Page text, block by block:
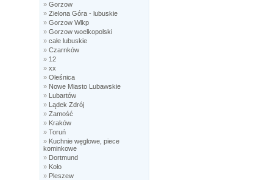
» Gorzow
» Zielona Góra - lubuskie
» Gorzow Wlkp
» Gorzow woelkopolski
» całe lubuskie
» Czarnków
» 12
» xx
» Oleśnica
» Nowe Miasto Lubawskie
» Lubartów
» Lądek Zdrój
» Zamość
» Kraków
» Toruń
» Kuchnie węglowe, piece
kominkowe
» Dortmund
» Koło
» Pleszew